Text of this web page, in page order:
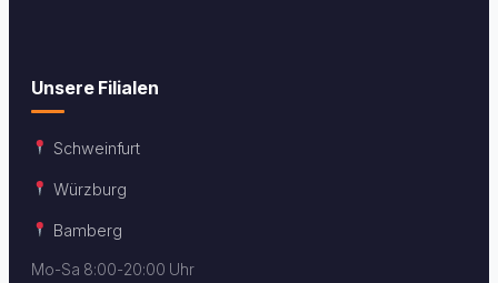
Unsere Filialen
Schweinfurt
Würzburg
Bamberg
Mo-Sa 8:00-20:00 Uhr